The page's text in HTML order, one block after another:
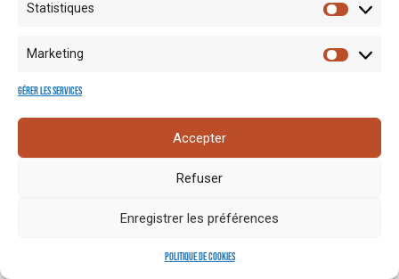
Statistiques
Marketing
Gérer les services
Accepter
Refuser
Enregistrer les préférences
Politique de cookies
Mentions
Espace
presse